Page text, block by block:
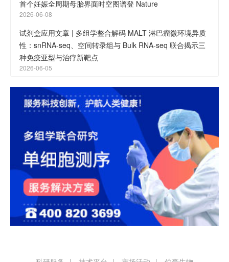
首个妊娠全周期母胎界面时空图谱登 Nature
2026-06-08
试剂盒应用文章 | 多组学整合解码 MALT 淋巴瘤微环境异质
性：snRNA-seq、空间转录组与 Bulk RNA-seq 联合揭示三
种免疫亚型与治疗新靶点
2026-06-05